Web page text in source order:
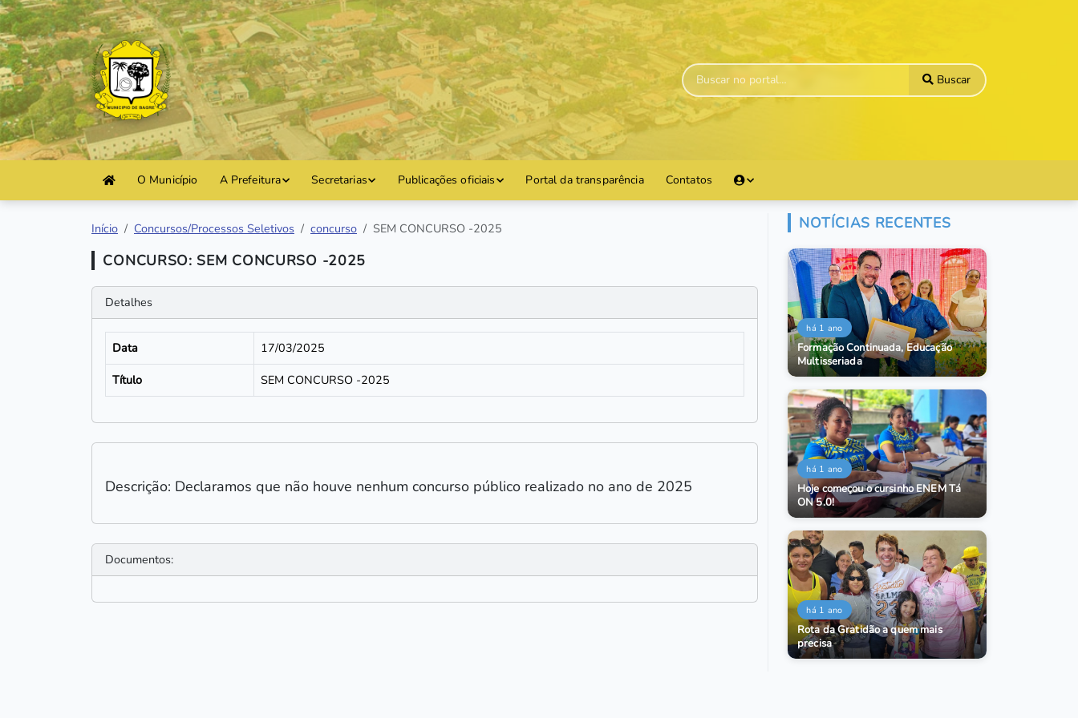
Buscar
O Município A Prefeitura Secretarias Publicações oficiais Portal da transparência Contatos
Início Concursos/Processos Seletivos concurso SEM CONCURSO -2025
CONCURSO: SEM CONCURSO -2025
Detalhes
Data
17/03/2025
Título
SEM CONCURSO -2025
Descrição: Declaramos que não houve nenhum concurso público realizado no ano de 2025
Documentos:
NOTÍCIAS RECENTES
há 1 ano
Formação Continuada, Educação
Multisseriada
há 1 ano
Hoje começou o cursinho ENEM Tá
ON 5.0!
há 1 ano
Rota da Gratidão a quem mais
precisa